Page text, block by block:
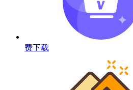
费下载